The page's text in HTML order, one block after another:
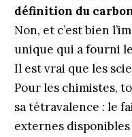
définition du
Non, et c’est bien
unique qui a fourni
Il est vrai que les
Pour les chimistes,
sa tétravalence : le
externes